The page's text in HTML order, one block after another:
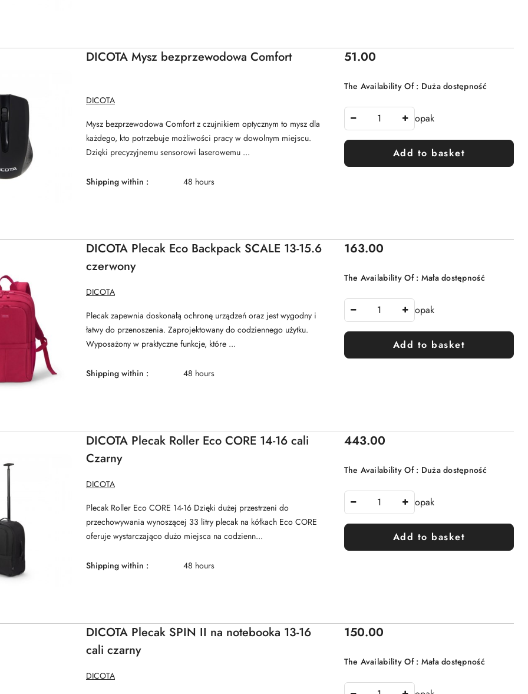
DICOTA Mysz bezprzewodowa Comfort
MANUFACTURER
NAME:
DICOTA
Mysz bezprzewodowa Comfort z czujnikiem optycznym to mysz dla
każdego, kto potrzebuje możliwości pracy w dowolnym miejscu.
Dzięki precyzyjnemu sensorowi laserowemu ...
Shipping within : 48 hours
Price:
51.00
The Availability Of : Duża dostępność
opak
Add to basket
DICOTA Plecak Eco Backpack SCALE 13-15.6
czerwony
MANUFACTURER
NAME:
DICOTA
Plecak zapewnia doskonałą ochronę urządzeń oraz jest wygodny i
łatwy do przenoszenia. Zaprojektowany do codziennego użytku.
Wyposażony w praktyczne funkcje, które ...
Shipping within : 48 hours
Price:
163.00
The Availability Of : Mała dostępność
opak
Add to basket
DICOTA Plecak Roller Eco CORE 14-16 cali
Czarny
MANUFACTURER
NAME:
DICOTA
Plecak Roller Eco CORE 14-16 Dzięki dużej przestrzeni do
przechowywania wynoszącej 33 litry plecak na kółkach Eco CORE
oferuje wystarczająco dużo miejsca na codzienn...
Shipping within : 48 hours
Price:
443.00
The Availability Of : Duża dostępność
opak
Add to basket
DICOTA Plecak SPIN II na notebooka 13-16
cali czarny
MANUFACTURER
NAME:
DICOTA
Price:
150.00
The Availability Of : Mała dostępność